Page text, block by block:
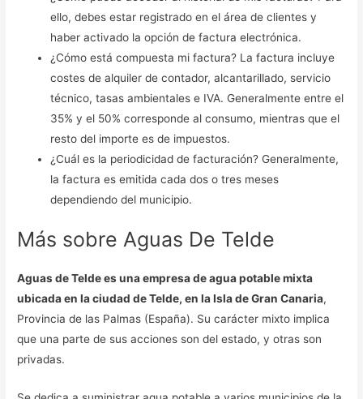
ello, debes estar registrado en el área de clientes y
haber activado la opción de factura electrónica.
¿Cómo está compuesta mi factura? La factura incluye
costes de alquiler de contador, alcantarillado, servicio
técnico, tasas ambientales e IVA. Generalmente entre el
35% y el 50% corresponde al consumo, mientras que el
resto del importe es de impuestos.
¿Cuál es la periodicidad de facturación? Generalmente,
la factura es emitida cada dos o tres meses
dependiendo del municipio.
Más sobre Aguas De Telde
Aguas de Telde es una empresa de agua potable mixta
ubicada en la ciudad de Telde, en la Isla de Gran Canaria,
Provincia de las Palmas (España). Su carácter mixto implica
que una parte de sus acciones son del estado, y otras son
privadas.